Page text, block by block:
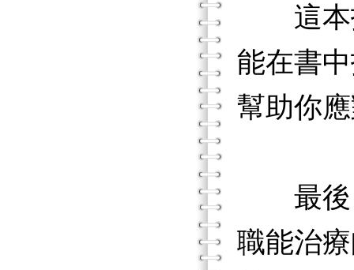
這本指
能在書
幫助你
最後，
職能治